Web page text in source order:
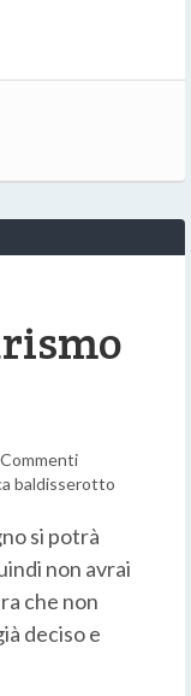
Commenti
baldisserotto
si potrà
non avrai
che non
deciso e